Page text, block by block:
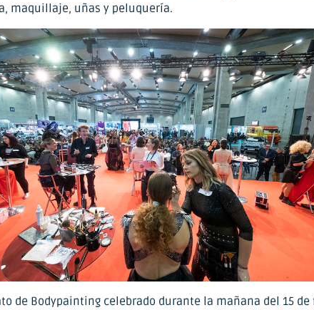
maquillaje, uñas y peluquería.
de Bodypainting celebrado durante la mañana del 15 de